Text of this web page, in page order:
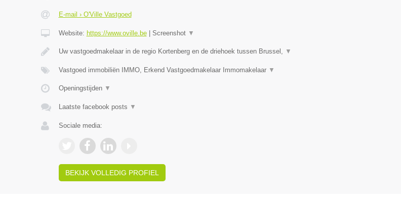
E-mail › O'Ville Vastgoed
Website: https://www.oville.be| Screenshot ▼
Uw vastgoedmakelaar in de regio Kortenberg en de driehoek tussen Brussel, ▼
Vastgoed immobiliën IMMO, Erkend Vastgoedmakelaar Immomakelaar ▼
Openingstijden ▼
Laatste facebook posts ▼
Sociale media:
BEKIJK VOLLEDIG PROFIEL